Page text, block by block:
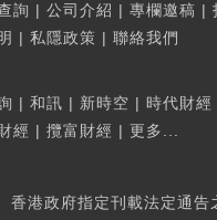
詢 | 公司介紹 | 專欄邀稿 |
| 私隱政策 | 聯絡我們
| 和訊 | 新時空 | 時代財經
經 | 攬富財經 | 更多...
香港政府指定刊載法定通告